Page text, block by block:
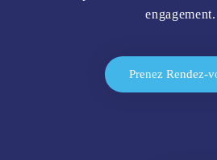
engagement.
Prenez Rendez-